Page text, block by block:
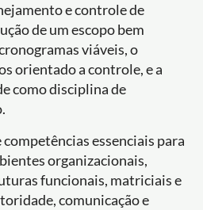
e controle de
de um escopo bem
viáveis, o
orientado a controle, e a
como disciplina de
essenciais para
organizacionais,
funcionais, matriciais e
comunicação e